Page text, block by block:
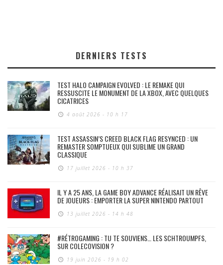
DERNIERS TESTS
TEST HALO CAMPAIGN EVOLVED : LE REMAKE QUI
RESSUSCITE LE MONUMENT DE LA XBOX, AVEC QUELQUES
CICATRICES
4 août 2026 - 10 h 17
TEST ASSASSIN’S CREED BLACK FLAG RESYNCED : UN
REMASTER SOMPTUEUX QUI SUBLIME UN GRAND
CLASSIQUE
17 juillet 2026 - 10 h 37
IL Y A 25 ANS, LA GAME BOY ADVANCE RÉALISAIT UN RÊVE
DE JOUEURS : EMPORTER LA SUPER NINTENDO PARTOUT
13 juillet 2026 - 14 h 48
#RÉTROGAMING : TU TE SOUVIENS… LES SCHTROUMPFS,
SUR COLECOVISION ?
19 juin 2026 - 19 h 02